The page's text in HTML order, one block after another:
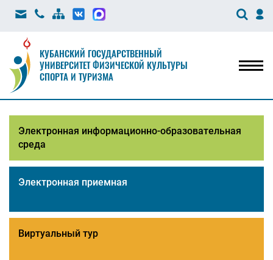
КУБАНСКИЙ ГОСУДАРСТВЕННЫЙ
УНИВЕРСИТЕТ ФИЗИЧЕСКОЙ КУЛЬТУРЫ
СПОРТА И ТУРИЗМА
Электронная информационно-образовательная
среда
Электронная приемная
Виртуальный тур